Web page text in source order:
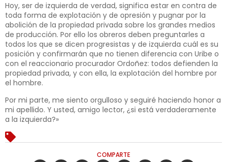
Hoy, ser de izquierda de verdad, significa estar en contra de
toda forma de explotación y de opresión y pugnar por la
abolición de la propiedad privada sobre los grandes medios
de producción. Por ello los obreros deben preguntarles a
todos los que se dicen progresistas y de izquierda cuál es su
posición y confirmarán que no tienen diferencia con Uribe o
con el reaccionario procurador Ordoñez: todos defienden la
propiedad privada, y con ella, la explotación del hombre por
el hombre.
Por mi parte, me siento orgulloso y seguiré haciendo honor a
mi apellido. Y usted, amigo lector, ¿si está verdaderamente
a la izquierda?»
COMPARTE